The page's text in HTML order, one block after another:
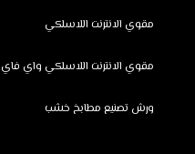
مقوي الانترنت اللاسلكي
مقوي الانترنت اللاسلكي واي فاي
ورش تصنيع مطابخ خشب